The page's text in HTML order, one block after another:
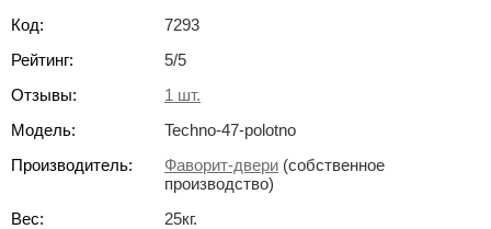
Код:
7293
Рейтинг:
5/5
Отзывы:
1 шт.
Модель:
Techno-47-polotno
Производитель:
Фаворит-двери (собственное
производство)
Вес:
25кг.